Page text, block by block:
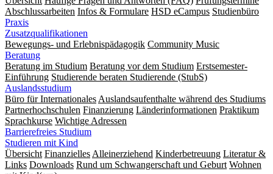
Abschlussarbeiten Infos & Formulare HSD eCampus Studienbüro
Praxis
Zusatzqualifikationen
Bewegungs- und Erlebnispädagogik Community Music
Beratung
Beratung im Studium Beratung vor dem Studium Erstsemester-
Einführung Studierende beraten Studierende (StubS)
Auslandsstudium
Büro für Internationales Auslandsaufenthalte während des Studiums
Partnerhochschulen Finanzierung Länderinformationen Praktikum
Sprachkurse Wichtige Adressen
Barrierefreies Studium
Studieren mit Kind
Übersicht Finanzielles Alleinerziehend Kinderbetreuung Literatur &
Links Downloads Rund um Schwangerschaft und Geburt Wohnen